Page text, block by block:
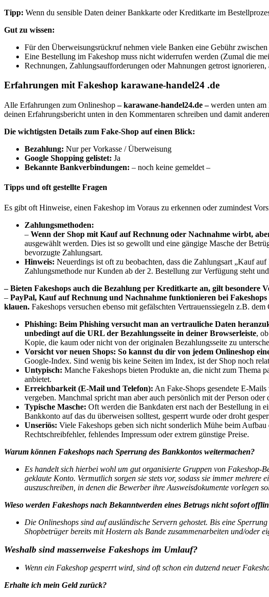
Tipp: Wenn du sensible Daten deiner Bankkarte oder Kreditkarte im
Gut zu wissen:
Für den Überweisungsrückruf nehmen viele Banken eine Gebühr
Eine Bestellung im Fakeshop muss nicht widerrufen werden (Zumal die
Rechnungen, Zahlungsaufforderungen oder Mahnungen getrost
Erfahrungen mit Fakeshop karawane-handel24 .de
Alle Erfahrungen zum Onlineshop– karawane-handel24.de –werden unten am
deinen Erfahrungsbericht unten in den Kommentaren schreiben und damit
Die wichtigsten Details zum Fake-Shop auf einen Blick:
Bezahlung: Nur per Vorkasse / Überweisung
Google Shopping gelistet: Ja
Bekannte Bankverbindungen: – noch keine gemeldet –
Tipps und oft gestellte Fragen
Es gibt oft Hinweise, einen Fakeshop im Voraus zu erkennen oder zumindest
Zahlungsmethoden:
– Wenn der Shop mit Kauf auf Rechnung oder Nachnahme wirbt,
ausgewählt werden. Dies ist so gewollt und eine gängige Masche der
bevorzugte Zahlungsart.
Hinweis: Neuerdings ist oft zu beobachten, dass die Zahlungsart „Kauf
Zahlungsmethode nur Kunden ab der 2. Bestellung zur Verfügung steht
– Bieten Fakeshops auch die Bezahlung per Kreditkarte an, gilt besondere
– PayPal, Kauf auf Rechnung und Nachnahme funktionieren bei
klauen. Fakeshops versuchen ebenso mit gefälschten Vertrauenssiegeln z.B.
Phishing: Beim Phishing versucht man an vertrauliche Daten
unbedingt auf die URL der Bezahlungsseite in deiner Browserleiste,
Kopie, die kaum oder nicht von der originalen Bezahlungsseite zu
Vorsicht vor neuen Shops: So kannst du dir von jedem Onlineshop
Google-Index. Sind wenig bis keine Seiten im Index, ist der Shop noch
Untypisch: Manche Fakeshops bieten Produkte an, die nicht zum Thema
anbietet.
Erreichbarkeit (E-Mail und Telefon): An Fake-Shops gesendete E-
vergeben. Manchmal spricht man aber auch persönlich mit der Person
Typische Masche: Oft werden die Bankdaten erst nach der Bestellung in
Bankkonto auf das du überweisen solltest, gesperrt wurde oder droht
Unseriös: Viele Fakeshops geben sich nicht sonderlich Mühe beim
Rechtschreibfehler, fehlendes Impressum oder extrem günstige Preise.
Warum können Fakeshops nach Sperrung des Bankkontos weitermachen?
Es handelt sich hierbei wohl um gut organisierte Gruppen von Fakeshop-
geklaute Konto. Vermutlich sorgen sie stets vor, sodass sie immer
auszuschreiben, in denen die Bewerber ihre Ausweisdokumente vorlegen
Wieso werden Fakeshops nach Bekanntwerden eines Betrugs nicht sofort
Die Onlineshops sind auf ausländische Servern gehostet. Bis eine
Shopbetrüger bereits mit Hostern als Bande zusammenarbeiten und/oder
Weshalb sind massenweise Fakeshops im Umlauf?
Wenn ein Fakeshop gesperrt wird, sind oft schon ein dutzend neuer
Erhalte ich mein Geld zurück?